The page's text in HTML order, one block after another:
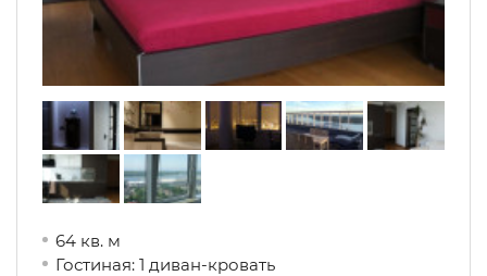
64 кв. м
Гостиная: 1 диван-кровать